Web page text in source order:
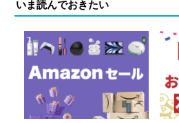
いま読んでおきたい